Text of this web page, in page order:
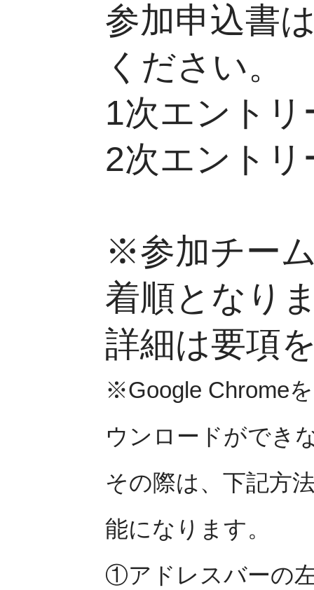
参加申込書
ください。
1次エント
2次エント
※参加チー
着順となり
詳細は要項
※Google Chrome
ウンロードができ
その際は、下記方
能になります。
①アドレスバーの